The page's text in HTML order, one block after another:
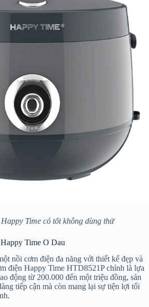
Time có tốt không dùng thử
Time O Dau
nồi cơm điện đa năng với thiết kế đẹp và
điện Happy Time HTD8521P chính là lựa
động từ 200.000 đến một triệu đồng, sản
tiếp cận mà còn mang lại sự tiện lợi tối